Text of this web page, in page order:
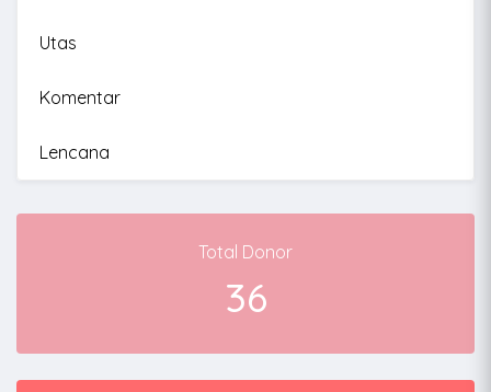
Utas
Komentar
Lencana
Total Donor
36